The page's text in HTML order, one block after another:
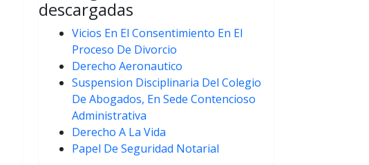
descargadas
Vicios En El Consentimiento En El
Proceso De Divorcio
Derecho Aeronautico
Suspension Disciplinaria Del Colegio
De Abogados, En Sede Contencioso
Administrativa
Derecho A La Vida
Papel De Seguridad Notarial